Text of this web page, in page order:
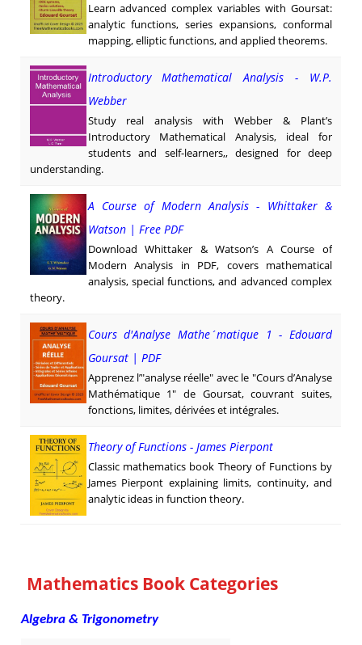
Learn advanced complex variables with Goursat:
analytic functions, series expansions, conformal
mapping, elliptic functions, and applied theorems.
Introductory Mathematical Analysis - W.P.
Webber
Study real analysis with Webber & Plant’s
Introductory Mathematical Analysis, ideal for
students and self-learners,, designed for deep
understanding.
A Course of Modern Analysis - Whittaker &
Watson | Free PDF
Download Whittaker & Watson’s A Course of
Modern Analysis in PDF, covers mathematical
analysis, special functions, and advanced complex
theory.
Cours d'Analyse Mathe´matique 1 - Edouard
Goursat | PDF
Apprenez l’"analyse réelle" avec le "Cours d’Analyse
Mathématique 1" de Goursat, couvrant suites,
fonctions, limites, dérivées et intégrales.
Theory of Functions - James Pierpont
Classic mathematics book Theory of Functions by
James Pierpont explaining limits, continuity, and
analytic ideas in function theory.
Mathematics Book Categories
Algebra & Trigonometry